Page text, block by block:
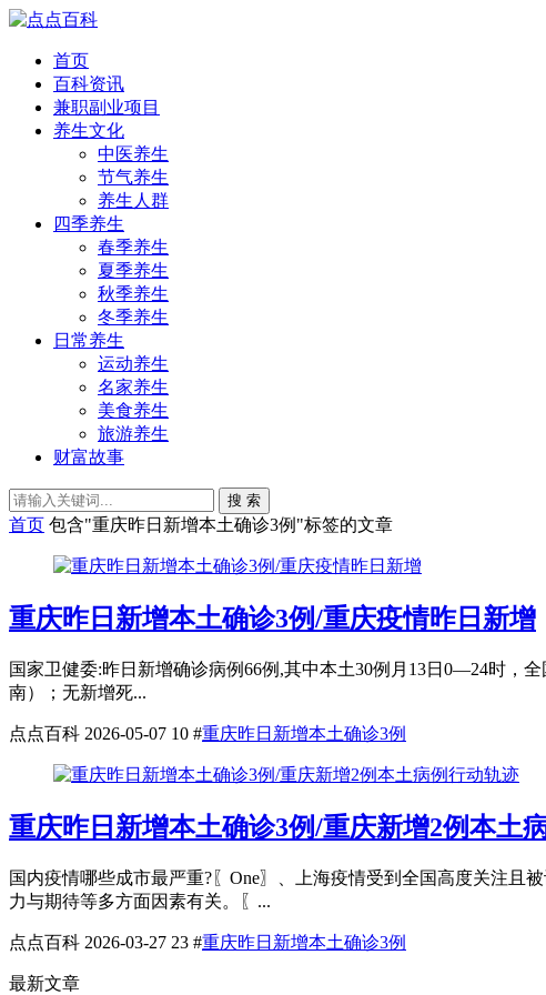
首页
百科资讯
兼职副业项目
养生文化
中医养生
节气养生
养生人群
四季养生
春季养生
夏季养生
秋季养生
冬季养生
日常养生
运动养生
名家养生
美食养生
旅游养生
财富故事
搜 索
首页 包含"重庆昨日新增本土确诊3例"标签的文章
重庆昨日新增本土确诊3例/重庆疫情昨日新增
国家卫健委:昨日新增确诊病例66例,其中本土30例月13日0—24时，
南）；无新增死...
点点百科 2026-05-07 10 #重庆昨日新增本土确诊3例
重庆昨日新增本土确诊3例/重庆新增2例本土
国内疫情哪些成市最严重?〖One〗、上海疫情受到全国高度关注且
力与期待等多方面因素有关。〖...
点点百科 2026-03-27 23 #重庆昨日新增本土确诊3例
最新文章